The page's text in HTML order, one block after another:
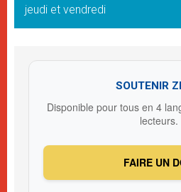
jeudi et vendredi
SOUTENIR
Disponible pour tous en 4
lecteurs.
FAIRE UN